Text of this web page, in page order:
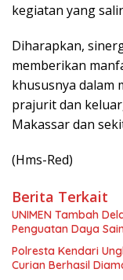
kegiatan yang
Diharapkan,
memberikan
khususnya dalam
prajurit dan
Makassar dan
(Hms-Red)
Berita Terkait
UNIMEN Tambah
Penguatan Daya
Polresta Kendari
Curian Berhasil